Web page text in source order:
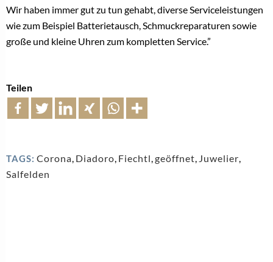
Wir haben immer gut zu tun gehabt, diverse Serviceleistungen
wie zum Beispiel Batterietausch, Schmuckreparaturen sowie
große und kleine Uhren zum kompletten Service.”
Teilen
TAGS: Corona, Diadoro, Fiechtl,geöffnet, Juwelier,
Salfelden